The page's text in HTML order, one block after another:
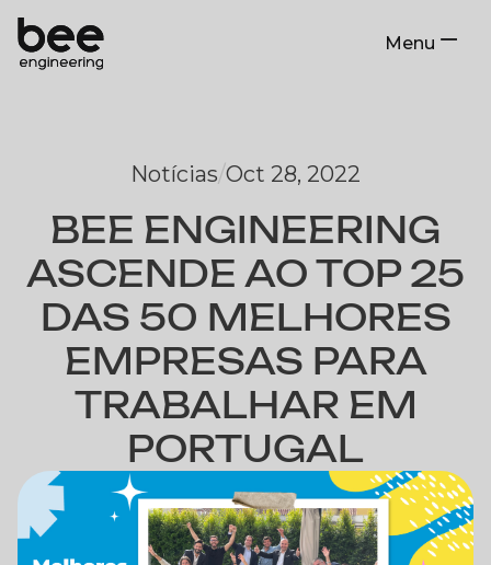
Menu
Notícias/Oct 28, 2022
BEE ENGINEERING
ASCENDE AO TOP 25
DAS 50 MELHORES
EMPRESAS PARA
TRABALHAR EM
PORTUGAL